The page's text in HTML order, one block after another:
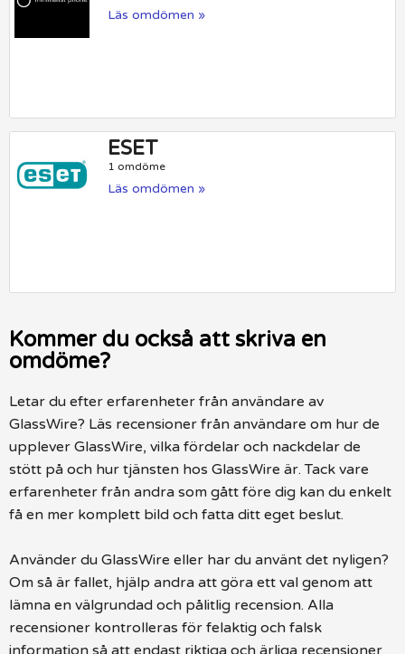
Läs omdömen »
ESET
1 omdöme
Läs omdömen »
Kommer du också att skriva en
omdöme?
Letar du efter erfarenheter från användare av
GlassWire? Läs recensioner från användare om hur de
upplever GlassWire, vilka fördelar och nackdelar de
stött på och hur tjänsten hos GlassWire är. Tack vare
erfarenheter från andra som gått före dig kan du enkelt
få en mer komplett bild och fatta ditt eget beslut.
Använder du GlassWire eller har du använt det nyligen?
Om så är fallet, hjälp andra att göra ett val genom att
lämna en välgrundad och pålitlig recension. Alla
recensioner kontrolleras för felaktig och falsk
information så att endast riktiga och ärliga recensioner